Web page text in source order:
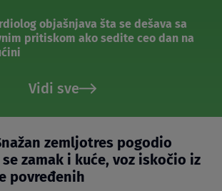
objašnjava šta se dešava sa
pritiskom ako sedite ceo dan na
Vidi sve
zemljotres pogodio
zamak i kuće, voz iskočio iz
povređenih